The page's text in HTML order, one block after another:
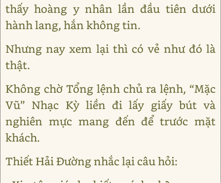
thấy hoàng y nhân lần đầu tiên dưới
hành lang, hắn không tin.
Nhưng nay xem lại thì có vẻ như đó là
thật.
Không chờ Tổng lệnh chủ ra lệnh, “Mặc
Vũ” Nhạc Kỳ liền đi lấy giấy bút và
nghiên mực mang đến để trước mặt
khách.
Thiết Hải Đường nhắc lại câu hỏi: